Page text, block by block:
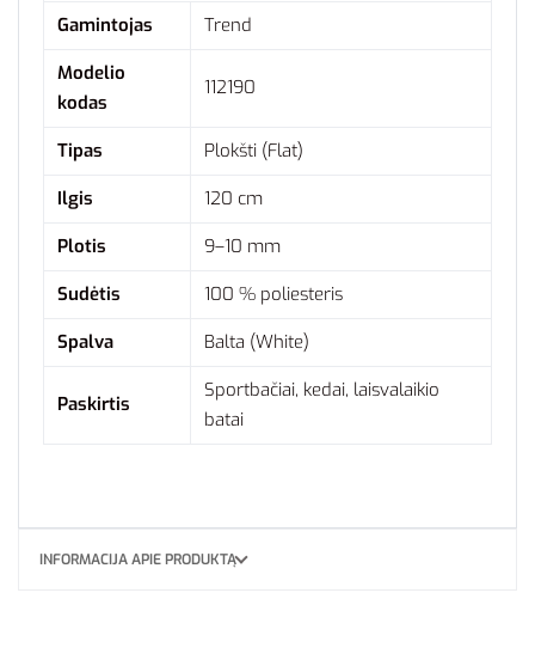
Gamintojas
Trend
Modelio
kodas
112190
Tipas
Plokšti (Flat)
Ilgis
120 cm
Plotis
9–10 mm
Sudėtis
100 % poliesteris
Spalva
Balta (White)
Paskirtis
Sportbačiai, kedai, laisvalaikio
batai
INFORMACIJA APIE PRODUKTĄ